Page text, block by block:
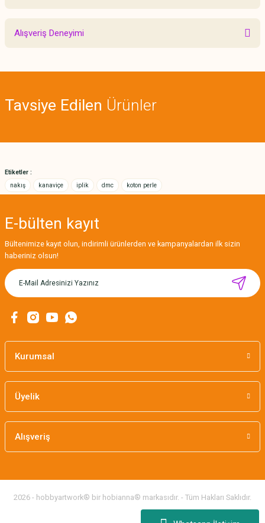
Bu ürünün fiyat bilgisi, resim, ürün açıklamalarında ve diğer konularda
yetersiz gördüğünüz noktaları öneri formunu kullanarak tarafımıza
Ürün açıklamasında eksik bilgiler bulunuyor.
Alışveriş Deneyimi
Tavsiye Edilen Ürünler
Etiketler :
nakış
kanaviçe iplik dmc koton perle
E-bülten kayıt
Bültenimize kayıt olun, indirimli ürünlerden ve kampanyalardan ilk sizin
haberiniz olsun!
Kurumsal
Üyelik
Alışveriş
2026 - hobbyartwork® bir hobianna® markasıdır. - Tüm Hakları Saklıdır.